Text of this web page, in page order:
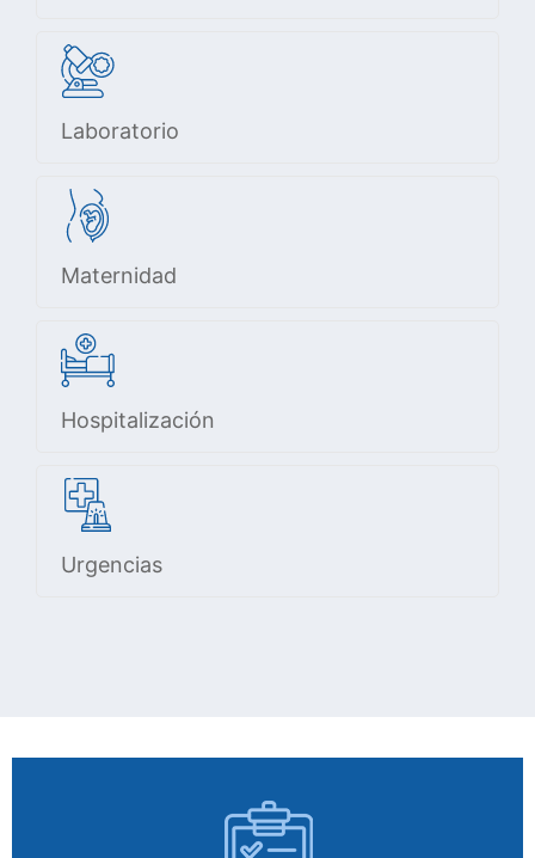
Laboratorio
Maternidad
Hospitalización
Urgencias